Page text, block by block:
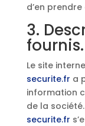
d’en
3.
fournis.
Le site
securite.fr a
information
de la société.
securite.fr